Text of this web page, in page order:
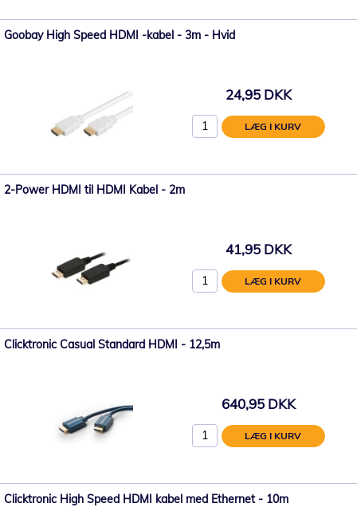
Goobay High Speed ​​HDMI -kabel - 3m - Hvid
24,95 DKK
LÆG I KURV
2-Power HDMI til HDMI Kabel - 2m
41,95 DKK
LÆG I KURV
Clicktronic Casual Standard HDMI - 12,5m
640,95 DKK
LÆG I KURV
Clicktronic High Speed HDMI kabel med Ethernet - 10m